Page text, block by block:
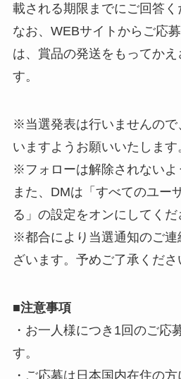
載される期限までにご回答く
なお、WEBサイトからご応
は、賞品の発送をもってかえ
す。
※当選発表は行いませんので
いますようお願いいたします
※フォローは解除されないよ
また、DMは「すべてのユー
る」の設定をオンにしてくだ
※都合により当選通知のご連
ざいます。予めご了承くださ
■注意事項
・お一人様につき1回のご応
す。
・ご応募は日本国内在住の